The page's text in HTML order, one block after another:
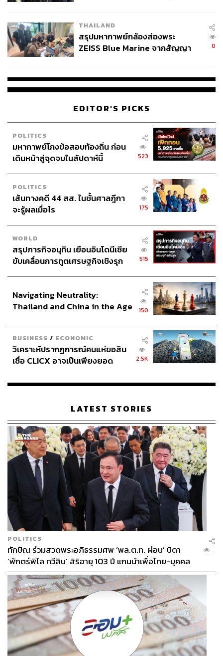
THAILAND
สรุปมหากาพย์กล้องส่องพระ
ZEISS Blue Marine จากสัญญา
จ่ายหนี้-แอบระบุแบรนด์
0
EDITOR'S PICKS
POLITICS
มหากาพย์โกงข้อสอบท้องถิ่น ก่อน
เดินหน้าสู่จุดจบในสัปดาห์นี้
523
POLITICS
เส้นทางคดี 44 สส. ในชั้นศาลฎีกา
จะรู้ผลเมื่อไร
175
WORLD
สรุปภารกิจอนุทิน เยือนอินโดนีเซีย
ขับเคลื่อนการทูตเศรษฐกิจเชิงรุก
515
Navigating Neutrality:
Thailand and China in the Age
150
BUSINESS / ECONOMIC
วิเคราะห์ปรากฏการณ์คนแห่ขอสิน
เชื่อ CLICX อาจเป็นเพียงยอด
เรือนไทยที่ถูกซุกไว้
2.5K
LATEST STORIES
POLITICS
ทักษิณ ร่วมสวดพระอภิธรรมศพ ‘พล.ต.ท. ผ่อน’ บิดา
‘พักตร์พิไล ทวีสิน’ สิริอายุ 103 ปี แกนนำเพื่อไทย-บุคคล
หลากวงการร่วมอาลัย
...